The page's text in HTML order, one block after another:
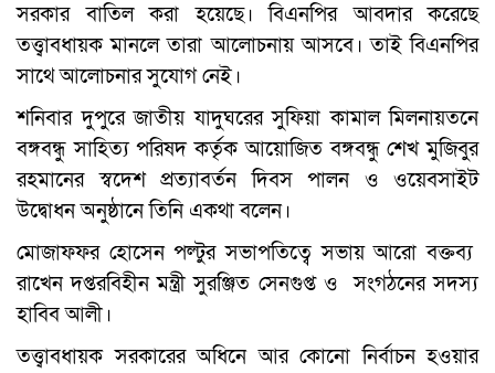
সরকার বাতিল করা হয়েছে। বিএনপির আবদার করেছে
তত্ত্বাবধায়ক মানলে তারা আলোচনায় আসবে। তাই বিএনপির
সাথে আলোচনার সুযোগ নেই।
শনিবার দুপুরে জাতীয় যাদুঘরের সুফিয়া কামাল মিলনায়তনে
বঙ্গবন্ধু সাহিত্য পরিষদ কর্তৃক আয়োজিত বঙ্গবন্ধু শেখ মুজিবুর
রহমানের স্বদেশ প্রত্যাবর্তন দিবস পালন ও ওয়েবসাইট
উদ্বোধন অনুষ্ঠানে তিনি একথা বলেন।
মোজাফফর হোসেন পল্টুর সভাপতিত্বে সভায় আরো বক্তব্য
রাখেন দপ্তরবিহীন মন্ত্রী সুরঞ্জিত সেনগুপ্ত ও সংগঠনের সদস্য
হাবিব আলী।
তত্ত্বাবধায়ক সরকারের অধিনে আর কোনো নির্বাচন হওয়ার